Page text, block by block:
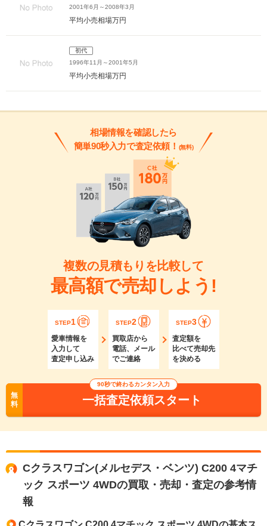
2001年6月～2008年3月
平均小売相場万円
初代
1996年11月～2001年5月
平均小売相場万円
相場情報を確認したら
簡単90秒入力で査定依頼！ (無料)
複数の見積もりを比較して
最高額で売却しよう!
STEP1
愛車情報を
入力して
査定申し込み
STEP2
買取店から
電話、メール
でご連絡
STEP3
査定額を
比べて売却先
を決める
無
料
90秒で終わるカンタン入力
一括査定依頼スタート
Cクラスワゴン(メルセデス・ベンツ) C200 4マチ
ック スポーツ 4WDの買取・売却・査定の参考情
報